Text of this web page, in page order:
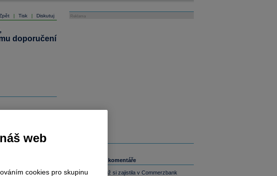
Tisk Diskutuj
doporučení
Reklama
Související komentáře
UniCredit už si zajistila v Commerzbank
web
cookies pro skupinu